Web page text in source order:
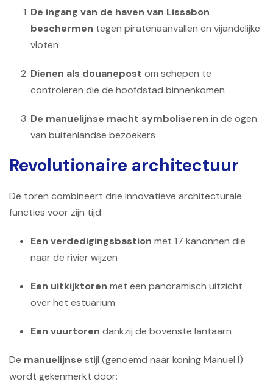
De ingang van de haven van Lissabon
beschermen tegen piratenaanvallen en vijandelijke
vloten
Dienen als douanepost om schepen te
controleren die de hoofdstad binnenkomen
De manuelijnse macht symboliseren in de ogen
van buitenlandse bezoekers
Revolutionaire architectuur
De toren combineert drie innovatieve architecturale
functies voor zijn tijd:
Een verdedigingsbastion met 17 kanonnen die
naar de rivier wijzen
Een uitkijktoren met een panoramisch uitzicht
over het estuarium
Een vuurtoren dankzij de bovenste lantaarn
De manuelijnse stijl (genoemd naar koning Manuel I)
wordt gekenmerkt door: